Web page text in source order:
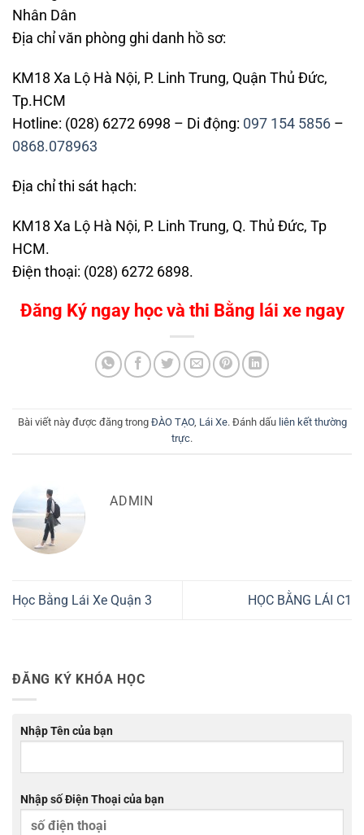
Nhân Dân
Địa chỉ văn phòng ghi danh hồ sơ:
KM18 Xa Lộ Hà Nội, P. Linh Trung, Quận Thủ Đức,
Tp.HCM
Hotline: (028) 6272 6998 – Di động: 097 154 5856 –
0868.078963
Địa chỉ thi sát hạch:
KM18 Xa Lộ Hà Nội, P. Linh Trung, Q. Thủ Đức, Tp
HCM.
Điện thoại: (028) 6272 6898.
Đăng Ký ngay học và thi Bằng lái xe ngay
Bài viết này được đăng trong ĐÀO TẠO, Lái Xe. Đánh dấu liên kết thường
trực.
ADMIN
Học Bằng Lái Xe Quận 3 HỌC BẰNG LÁI C1
ĐĂNG KÝ KHÓA HỌC
Nhập Tên của bạn
Nhập số Điện Thoại của bạn